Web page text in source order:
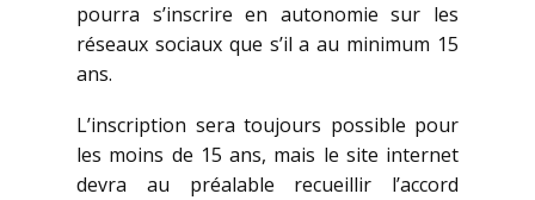
pourra s’inscrire en autonomie sur les
réseaux sociaux que s’il a au minimum 15
ans.
L’inscription sera toujours possible pour
les moins de 15 ans, mais le site internet
devra au préalable recueillir l’accord